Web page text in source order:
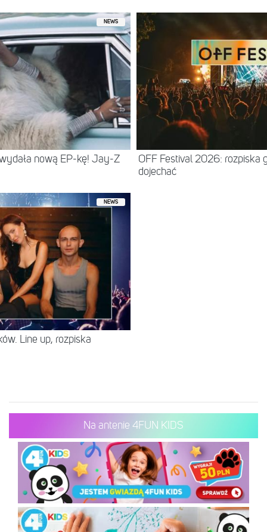
NEWS
nową EP-kę! Jay-Z
OFF Festival 2026: rozpiska
dojechać
NEWS
Line up, rozpiska
Na antenie 4FUN KIDS